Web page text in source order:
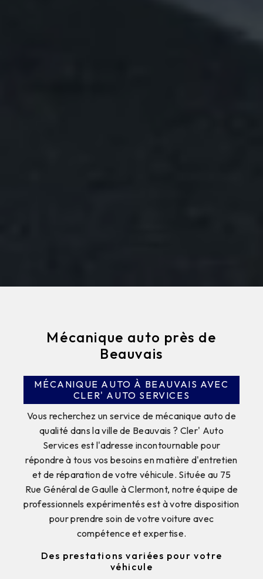
Mécanique auto près de
Beauvais
MÉCANIQUE AUTO À BEAUVAIS AVEC
CLER' AUTO SERVICES
Vous recherchez un service de mécanique auto de
qualité dans la ville de Beauvais ? Cler' Auto
Services est l'adresse incontournable pour
répondre à tous vos besoins en matière d'entretien
et de réparation de votre véhicule. Située au 75
Rue Général de Gaulle à Clermont, notre équipe de
professionnels expérimentés est à votre disposition
pour prendre soin de votre voiture avec
compétence et expertise.
Des prestations variées pour votre
véhicule